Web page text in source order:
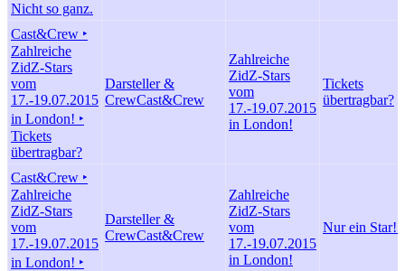
Nicht so ganz.
Cast&Crew ‣
Zahlreiche
ZidZ-Stars
vom
17.-19.07.2015
in London! ‣
Tickets
übertragbar?
Darsteller &
CrewCast&Crew
Zahlreiche
ZidZ-Stars
vom
17.-19.07.2015
in London!
Tickets
übertragbar?
Cast&Crew ‣
Zahlreiche
ZidZ-Stars
vom
17.-19.07.2015
in London! ‣
Darsteller &
CrewCast&Crew
Zahlreiche
ZidZ-Stars
vom
17.-19.07.2015
in London!
Nur ein Star!!